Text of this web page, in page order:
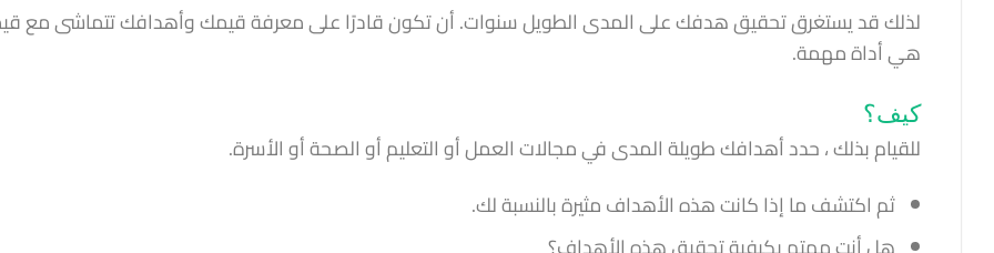
لذلك قد يستغرق تحقيق هدفك على المدى الطويل سنوات. أن تكون قادرًا على معرفة قيمك وأهدافك تتماشى مع
هي أداة مهمة.
كيف؟
للقيام بذلك ، حدد أهدافك طويلة المدى في مجالات العمل أو التعليم أو الصحة أو الأسرة.
ثم اكتشف ما إذا كانت هذه الأهداف مثيرة بالنسبة لك.